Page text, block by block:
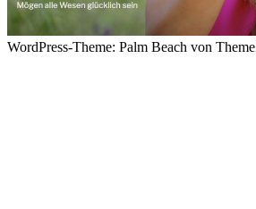
WordPress-Theme: Palm Beach von